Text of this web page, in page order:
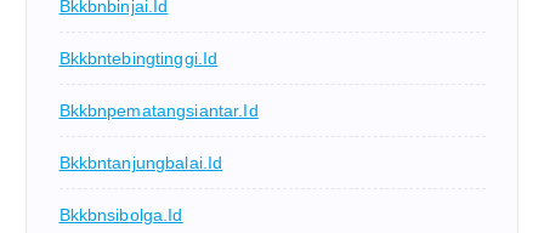
Bkkbnbinjai.id
Bkkbntebingtinggi.id
Bkkbnpematangsiantar.id
Bkkbntanjungbalai.id
Bkkbnsibolga.id